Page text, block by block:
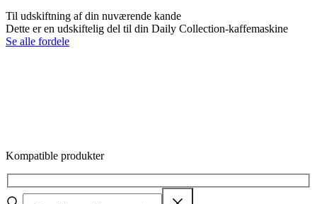
Til udskiftning af din nuværende kande
Dette er en udskiftelig del til din Daily Collection-kaffemaskine
Se alle fordele
Kompatible produkter